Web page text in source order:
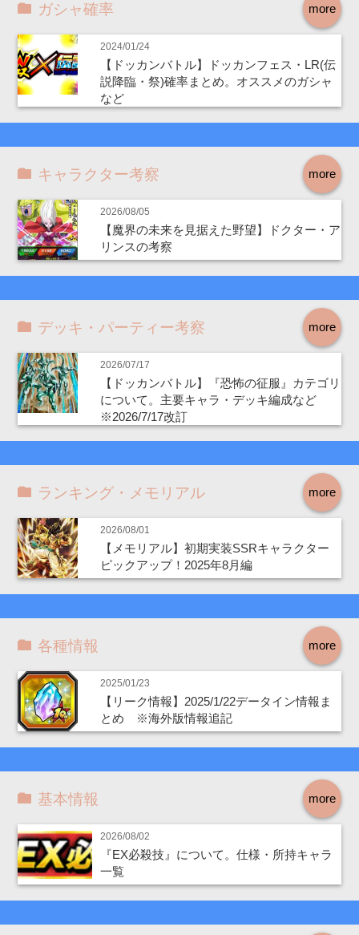
more
ガシャ確率
2024/01/24
【ドッカンバトル】ドッカンフェス・LR(伝
説降臨・祭)確率まとめ。オススメのガシャ
など
more
キャラクター考察
2026/08/05
【魔界の未来を見据えた野望】ドクター・ア
リンスの考察
more
デッキ・パーティー考察
2026/07/17
【ドッカンバトル】『恐怖の征服』カテゴリ
について。主要キャラ・デッキ編成など
※2026/7/17改訂
more
ランキング・メモリアル
2026/08/01
【メモリアル】初期実装SSRキャラクター
ピックアップ！2025年8月編
more
各種情報
2025/01/23
【リーク情報】2025/1/22データイン情報ま
とめ ※海外版情報追記
more
基本情報
2026/08/02
『EX必殺技』について。仕様・所持キャラ
一覧